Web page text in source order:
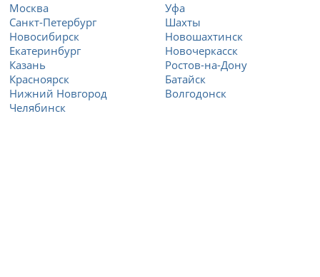
Москва
Санкт-Петербург
Новосибирск
Екатеринбург
Казань
Красноярск
Нижний Новгород
Челябинск
Уфа
Шахты
Новошахтинск
Новочеркасск
Ростов-на-Дону
Батайск
Волгодонск